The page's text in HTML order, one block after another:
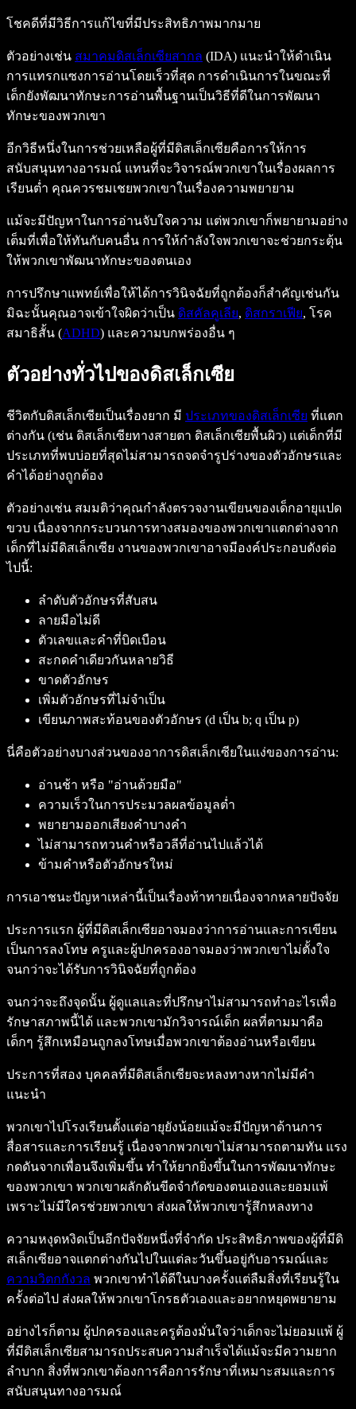
โชคดีที่มีวิธีการแก้ไขที่มีประสิทธิภาพมากมาย
ตัวอย่างเช่น สมาคมดิสเล็กเซียสากล (IDA) แนะนำให้ดำเนิน
การแทรกแซงการอ่านโดยเร็วที่สุด การดำเนินการในขณะที่
เด็กยังพัฒนาทักษะการอ่านพื้นฐานเป็นวิธีที่ดีในการพัฒนา
ทักษะของพวกเขา
อีกวิธีหนึ่งในการช่วยเหลือผู้ที่มีดิสเล็กเซียคือการให้การ
สนับสนุนทางอารมณ์ แทนที่จะวิจารณ์พวกเขาในเรื่องผลการ
เรียนต่ำ คุณควรชมเชยพวกเขาในเรื่องความพยายาม
แม้จะมีปัญหาในการอ่านจับใจความ แต่พวกเขาก็พยายามอย่าง
เต็มที่เพื่อให้ทันกับคนอื่น การให้กำลังใจพวกเขาจะช่วยกระตุ้น
ให้พวกเขาพัฒนาทักษะของตนเอง
การปรึกษาแพทย์เพื่อให้ได้การวินิจฉัยที่ถูกต้องก็สำคัญเช่นกัน
มิฉะนั้นคุณอาจเข้าใจผิดว่าเป็น ดิสคัลคูเลีย, ดิสกราเฟีย, โรค
สมาธิสั้น (ADHD) และความบกพร่องอื่น ๆ
ตัวอย่างทั่วไปของดิสเล็กเซีย
ชีวิตกับดิสเล็กเซียเป็นเรื่องยาก มี ประเภทของดิสเล็กเซีย ที่แตก
ต่างกัน (เช่น ดิสเล็กเซียทางสายตา ดิสเล็กเซียพื้นผิว) แต่เด็กที่มี
ประเภทที่พบบ่อยที่สุดไม่สามารถจดจำรูปร่างของตัวอักษรและ
คำได้อย่างถูกต้อง
ตัวอย่างเช่น สมมติว่าคุณกำลังตรวจงานเขียนของเด็กอายุแปด
ขวบ เนื่องจากกระบวนการทางสมองของพวกเขาแตกต่างจาก
เด็กที่ไม่มีดิสเล็กเซีย งานของพวกเขาอาจมีองค์ประกอบดังต่อ
ไปนี้:
ลำดับตัวอักษรที่สับสน
ลายมือไม่ดี
ตัวเลขและคำที่บิดเบือน
สะกดคำเดียวกันหลายวิธี
ขาดตัวอักษร
เพิ่มตัวอักษรที่ไม่จำเป็น
เขียนภาพสะท้อนของตัวอักษร (d เป็น b; q เป็น p)
นี่คือตัวอย่างบางส่วนของอาการดิสเล็กเซียในแง่ของการอ่าน:
อ่านช้า หรือ "อ่านด้วยมือ"
ความเร็วในการประมวลผลข้อมูลต่ำ
พยายามออกเสียงคำบางคำ
ไม่สามารถทวนคำหรือวลีที่อ่านไปแล้วได้
ข้ามคำหรือตัวอักษรใหม่
การเอาชนะปัญหาเหล่านี้เป็นเรื่องท้าทายเนื่องจากหลายปัจจัย
ประการแรก ผู้ที่มีดิสเล็กเซียอาจมองว่าการอ่านและการเขียน
เป็นการลงโทษ ครูและผู้ปกครองอาจมองว่าพวกเขาไม่ตั้งใจ
จนกว่าจะได้รับการวินิจฉัยที่ถูกต้อง
จนกว่าจะถึงจุดนั้น ผู้ดูแลและที่ปรึกษาไม่สามารถทำอะไรเพื่อ
รักษาสภาพนี้ได้ และพวกเขามักวิจารณ์เด็ก ผลที่ตามมาคือ
เด็กๆ รู้สึกเหมือนถูกลงโทษเมื่อพวกเขาต้องอ่านหรือเขียน
ประการที่สอง บุคคลที่มีดิสเล็กเซียจะหลงทางหากไม่มีคำ
แนะนำ
พวกเขาไปโรงเรียนตั้งแต่อายุยังน้อยแม้จะมีปัญหาด้านการ
สื่อสารและการเรียนรู้ เนื่องจากพวกเขาไม่สามารถตามทัน แรง
กดดันจากเพื่อนจึงเพิ่มขึ้น ทำให้ยากยิ่งขึ้นในการพัฒนาทักษะ
ของพวกเขา พวกเขาผลักดันขีดจำกัดของตนเองและยอมแพ้
เพราะไม่มีใครช่วยพวกเขา ส่งผลให้พวกเขารู้สึกหลงทาง
ความหงุดหงิดเป็นอีกปัจจัยหนึ่งที่จำกัด ประสิทธิภาพของผู้ที่มีดิ
สเล็กเซียอาจแตกต่างกันไปในแต่ละวันขึ้นอยู่กับอารมณ์และ
ความวิตกกังวล พวกเขาทำได้ดีในบางครั้งแต่ลืมสิ่งที่เรียนรู้ใน
ครั้งต่อไป ส่งผลให้พวกเขาโกรธตัวเองและอยากหยุดพยายาม
อย่างไรก็ตาม ผู้ปกครองและครูต้องมั่นใจว่าเด็กจะไม่ยอมแพ้ ผู้
ที่มีดิสเล็กเซียสามารถประสบความสำเร็จได้แม้จะมีความยาก
ลำบาก สิ่งที่พวกเขาต้องการคือการรักษาที่เหมาะสมและการ
สนับสนุนทางอารมณ์